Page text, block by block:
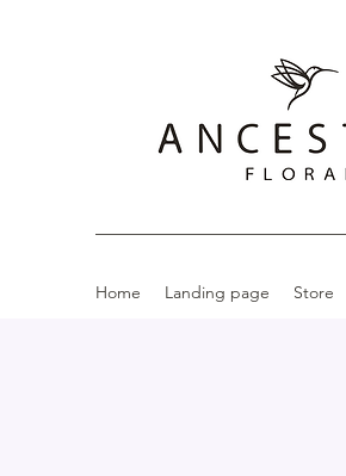
Home Landing page Store